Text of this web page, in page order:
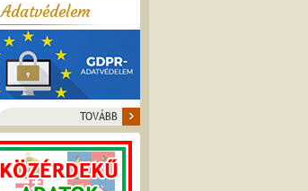
Adatvédelem
TOVÁBB